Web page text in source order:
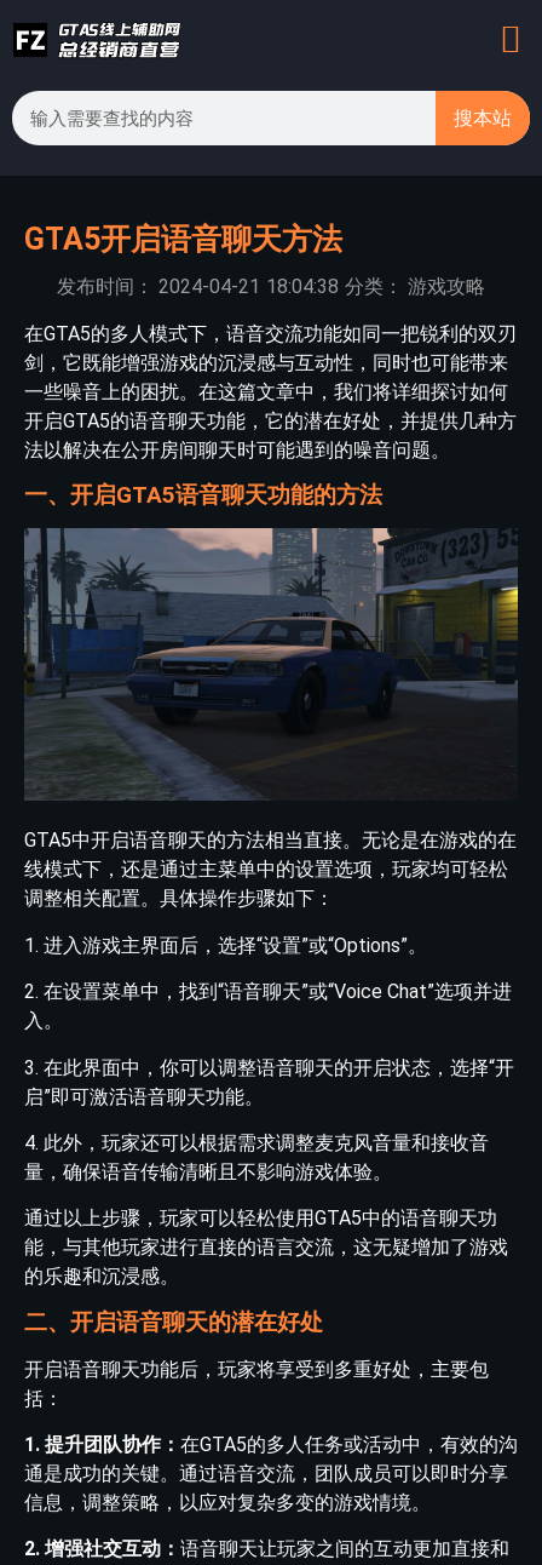
搜本站
GTA5开启语音聊天方法
发布时间： 2024-04-21 18:04:38 分类： 游戏攻略
在GTA5的多人模式下，语音交流功能如同一把锐利的双刃
剑，它既能增强游戏的沉浸感与互动性，同时也可能带来
一些噪音上的困扰。在这篇文章中，我们将详细探讨如何
开启GTA5的语音聊天功能，它的潜在好处，并提供几种方
法以解决在公开房间聊天时可能遇到的噪音问题。
一、开启GTA5语音聊天功能的方法
GTA5中开启语音聊天的方法相当直接。无论是在游戏的在
线模式下，还是通过主菜单中的设置选项，玩家均可轻松
调整相关配置。具体操作步骤如下：
1. 进入游戏主界面后，选择“设置”或“Options”。
2. 在设置菜单中，找到“语音聊天”或“Voice Chat”选项并进
入。
3. 在此界面中，你可以调整语音聊天的开启状态，选择“开
启”即可激活语音聊天功能。
4. 此外，玩家还可以根据需求调整麦克风音量和接收音
量，确保语音传输清晰且不影响游戏体验。
通过以上步骤，玩家可以轻松使用GTA5中的语音聊天功
能，与其他玩家进行直接的语言交流，这无疑增加了游戏
的乐趣和沉浸感。
二、开启语音聊天的潜在好处
开启语音聊天功能后，玩家将享受到多重好处，主要包
括：
1. 提升团队协作： 在GTA5的多人任务或活动中，有效的沟
通是成功的关键。通过语音交流，团队成员可以即时分享
信息，调整策略，以应对复杂多变的游戏情境。
2. 增强社交互动： 语音聊天让玩家之间的互动更加直接和